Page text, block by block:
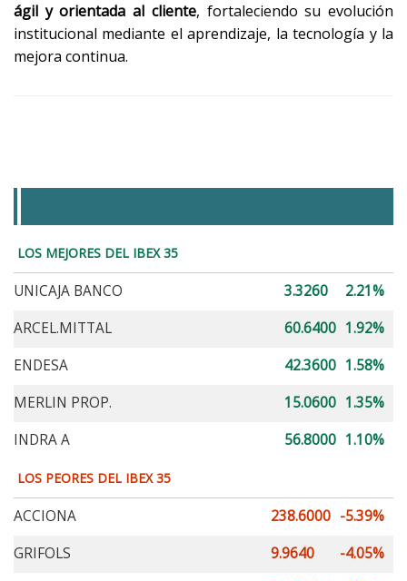
ágil y orientada al cliente, fortaleciendo su evolución
institucional mediante el aprendizaje, la tecnología y la
mejora continua.
LOS MEJORES DEL IBEX 35
UNICAJA BANCO 3.3260
2.21%
ARCEL.MITTAL
60.6400 1.92%
ENDESA
42.3600 1.58%
MERLIN PROP.
15.0600 1.35%
INDRA A
56.8000 1.10%
LOS PEORES DEL IBEX 35
ACCIONA 238.6000 -5.39%
GRIFOLS
9.9640
-4.05%